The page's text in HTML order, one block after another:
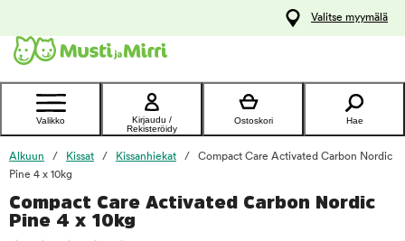
Ota yhteyttä
asiakaspalveluun
Valitse myymälä
Valikko
Kirjaudu /
Rekisteröidy
Ostoskori Hae
Alkuun Kissat Kissanhiekat
Compact Care Activated Carbon Nordic
Pine 4 x 10kg
Compact Care Activated Carbon Nordic
Pine 4 x 10kg
foo